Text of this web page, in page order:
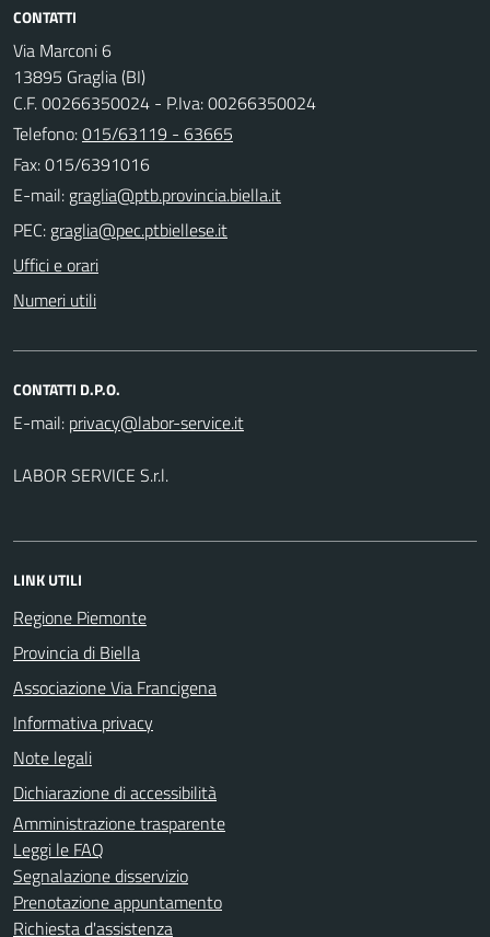
CONTATTI
Via Marconi 6
13895 Graglia (BI)
C.F. 00266350024 - P.Iva: 00266350024
Telefono:015/63119 - 63665
Fax: 015/6391016
E-mail:
PEC:
Uffici e orari
Numeri utili
CONTATTI D.P.O.
E-mail:
LABOR SERVICE S.r.l.
LINK UTILI
Regione Piemonte
Provincia di Biella
Associazione Via Francigena
Informativa privacy
Note legali
Dichiarazione di accessibilità
Amministrazione trasparente
Leggi le FAQ
Segnalazione disservizio
Prenotazione appuntamento
Richiesta d'assistenza